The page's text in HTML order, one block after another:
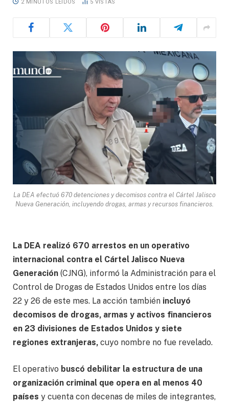
2 MINUTOS LEÍDOS 5 VISTAS
La DEA efectuó 670 detenciones y decomisos contra el Cártel Jalisco
Nueva Generación, incluyendo drogas, armas y recursos financieros.
La DEA realizó 670 arrestos en un operativo
internacional contra el Cártel Jalisco Nueva
Generación (CJNG), informó la Administración para el
Control de Drogas de Estados Unidos entre los días
22 y 26 de este mes. La acción también incluyó
decomisos de drogas, armas y activos financieros
en 23 divisiones de Estados Unidos y siete
regiones extranjeras, cuyo nombre no fue revelado.
El operativo buscó debilitar la estructura de una
organización criminal que opera en al menos 40
países y cuenta con decenas de miles de integrantes,